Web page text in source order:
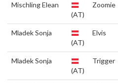
Mischling Elean
(AT)
Zoomie
Mladek Sonja
(AT)
Elvis
Mladek Sonja
(AT)
Trigger